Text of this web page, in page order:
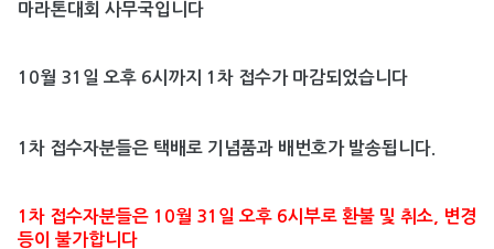
마라톤대회 사무국입니다
10월 31일 오후 6시까지 1차 접수가 마감되었습니다
1차 접수자분들은 택배로 기념품과 배번호가 발송됩니다.
1차 접수자분들은 10월 31일 오후 6시부로 환불 및 취소, 변경
등이 불가합니다